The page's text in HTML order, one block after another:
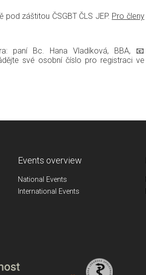
záštitou ČSGBT ČLS JEP. Pro členy
paní Bc. Hana Vladíková, BBA, 📧
své osobní číslo pro registraci ve
Events overview
National Events
International Events